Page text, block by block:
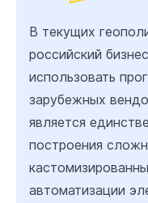
В текущих
российский
использовать
зарубежных
является
построения
автоматизации